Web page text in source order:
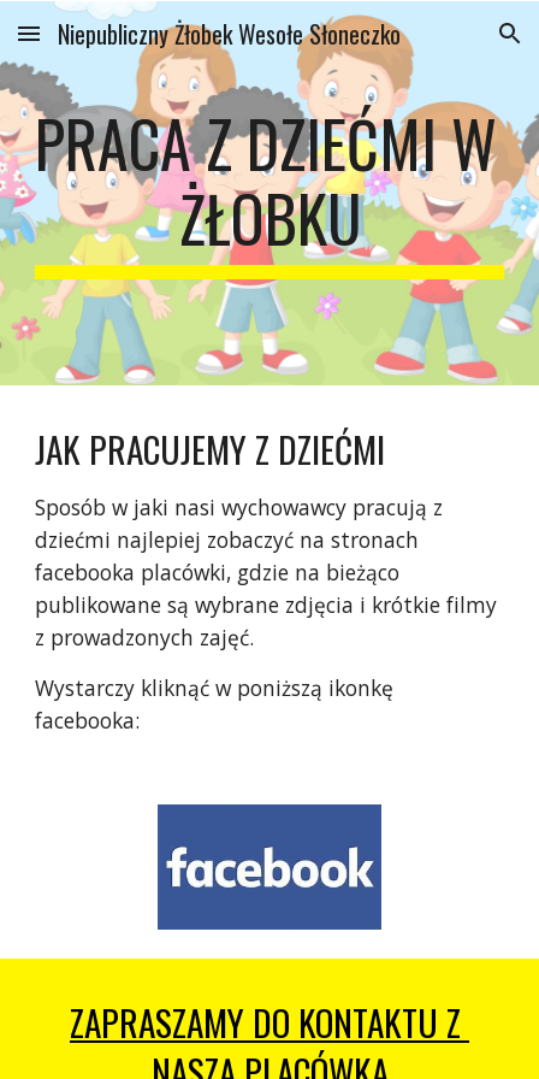
Skip to main content Skip to navigation
Niepubliczny Żłobek Wesołe Słoneczko
PRACA Z DZIEĆMI W
ŻŁOBKU
JAK PRACUJEMY Z DZIEĆMI
Sposób w jaki nasi wychowawcy pracują z
dziećmi najlepiej zobaczyć na stronach
facebooka placówki, gdzie na bieżąco
publikowane są wybrane zdjęcia i krótkie filmy
z prowadzonych zajęć.
Wystarczy kliknąć w poniższą ikonkę
facebooka:
ZAPRASZAMY DO KONTAKTU Z